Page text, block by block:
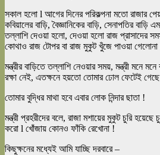
সকাল হলো l আগের দিনের পরিকল্পনা মতো রাজার
কবিয়ালের বাড়ি, বৈজ্ঞানিকের বাড়ি, সেনাপতির বাড়ি
তল্লাশি দেওয়া হলো, দেওয়া হলো রাজ প্রাসাদের
কোথাও রাজ টোপর বা রাজ মুকুট খুঁজে পাওয়া গেলোনা
মন্ত্রীর বাড়িতে তল্লাশি নেওয়ার সময়, মন্ত্রী মনে
রক্ষা নেই, এতক্ষনে হয়তো তোমার ঢোল ফেটেই
তোমার বুদ্ধির মাথা হবে এবার লোক নিন্দার ছাতা !
মন্ত্রী প্রহরীদের বলে, রাজা মশায়ের মুকুট চুরি
করো l খোঁজায় কোনও ফাঁকি রেখোনা !
কিছুক্ষনের মধ্যেই আমি যাচ্ছি দরবারে –